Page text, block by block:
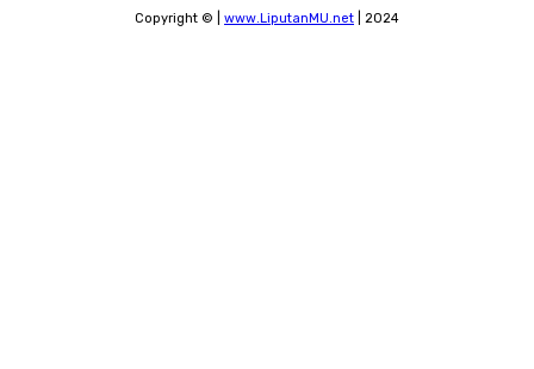
Copyright © | www.LiputanMU.net | 2024